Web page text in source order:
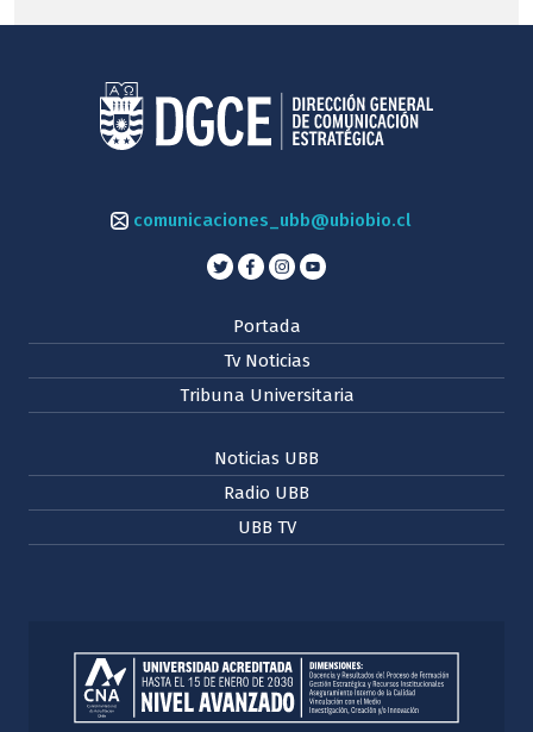
comunicaciones_ubb@ubiobio.cl
Portada
Tv Noticias
Tribuna Universitaria
Noticias UBB
Radio UBB
UBB TV